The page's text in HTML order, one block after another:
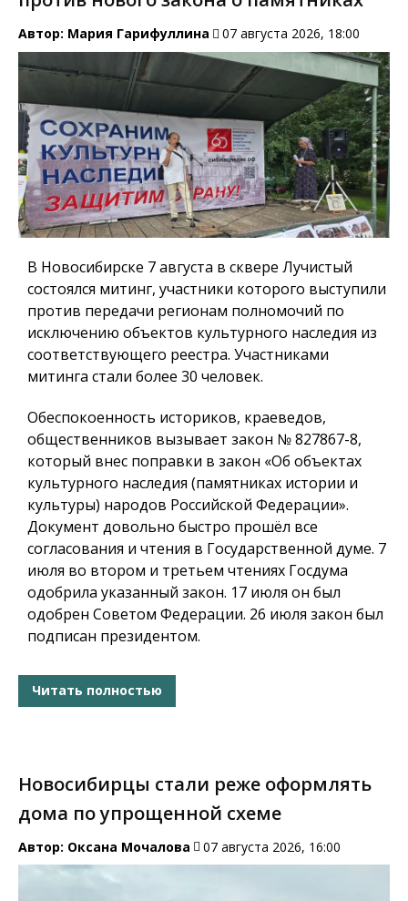
Автор: Мария Гарифуллина 07 августа 2026, 18:00
В Новосибирске 7 августа в сквере Лучистый
состоялся митинг, участники которого выступили
против передачи регионам полномочий по
исключению объектов культурного наследия из
соответствующего реестра. Участниками
митинга стали более 30 человек.
Обеспокоенность историков, краеведов,
общественников вызывает закон № 827867-8,
который внес поправки в закон «Об объектах
культурного наследия (памятниках истории и
культуры) народов Российской Федерации».
Документ довольно быстро прошёл все
согласования и чтения в Государственной думе. 7
июля во втором и третьем чтениях Госдума
одобрила указанный закон. 17 июля он был
одобрен Советом Федерации. 26 июля закон был
подписан президентом.
Читать полностью
Новосибирцы стали реже оформлять
дома по упрощенной схеме
Автор: Оксана Мочалова 07 августа 2026, 16:00